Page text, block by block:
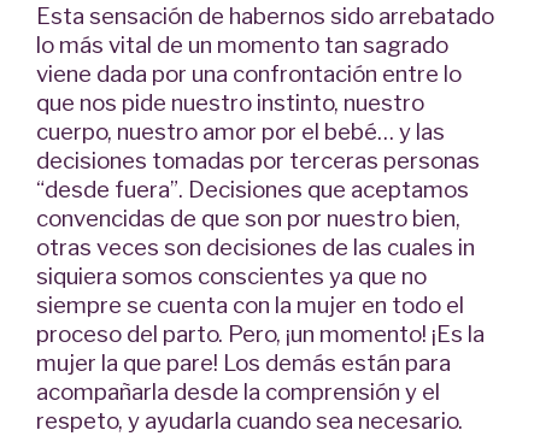
Esta sensación de habernos sido arrebatado
lo más vital de un momento tan sagrado
viene dada por una confrontación entre lo
que nos pide nuestro instinto, nuestro
cuerpo, nuestro amor por el bebé… y las
decisiones tomadas por terceras personas
“desde fuera”. Decisiones que aceptamos
convencidas de que son por nuestro bien,
otras veces son decisiones de las cuales in
siquiera somos conscientes ya que no
siempre se cuenta con la mujer en todo el
proceso del parto. Pero, ¡un momento! ¡Es la
mujer la que pare! Los demás están para
acompañarla desde la comprensión y el
respeto, y ayudarla cuando sea necesario.